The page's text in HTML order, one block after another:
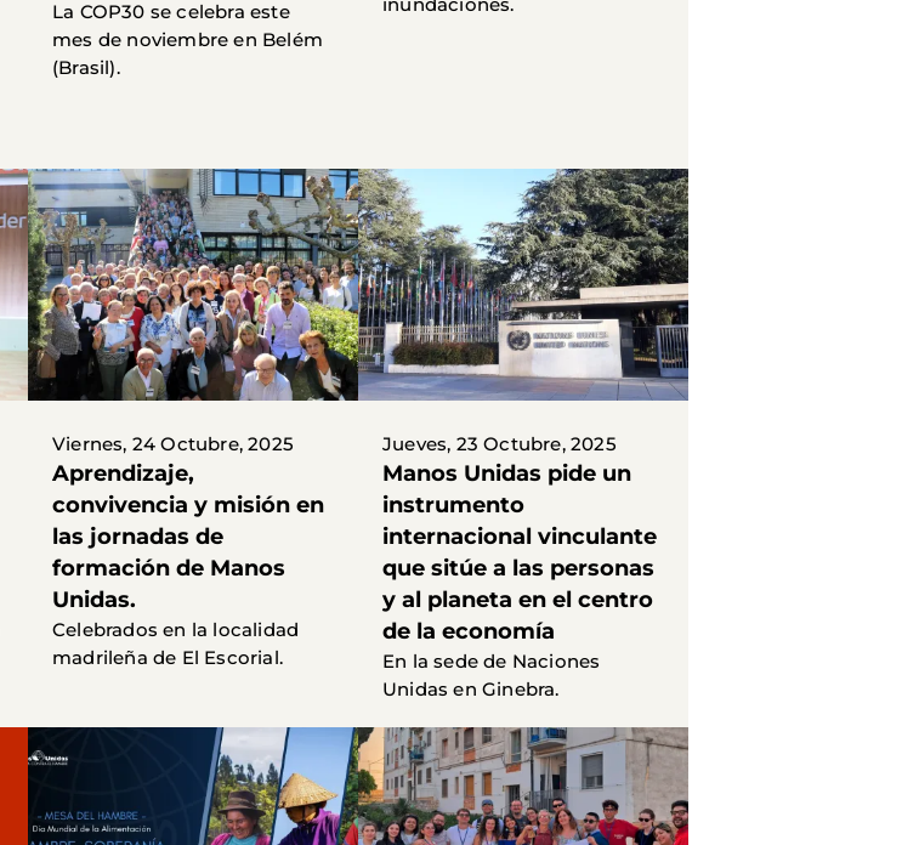
La COP30 se celebra este
mes de noviembre en Belém
(Brasil).
Viernes, 24 Octubre, 2025
Aprendizaje,
convivencia y misión en
las jornadas de
formación de Manos
Unidas.
Celebrados en la localidad
madrileña de El Escorial.
Jueves, 23 Octubre, 2025
Manos Unidas pide un
instrumento
internacional vinculante
que sitúe a las personas
y al planeta en el centro
de la economía
En la sede de Naciones
Unidas en Ginebra.